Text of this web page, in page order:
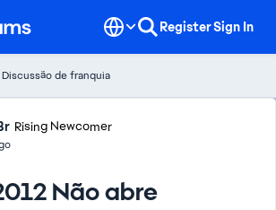
RegisterSign In
Discussão de franquia
Rising Newcomer
Não abre